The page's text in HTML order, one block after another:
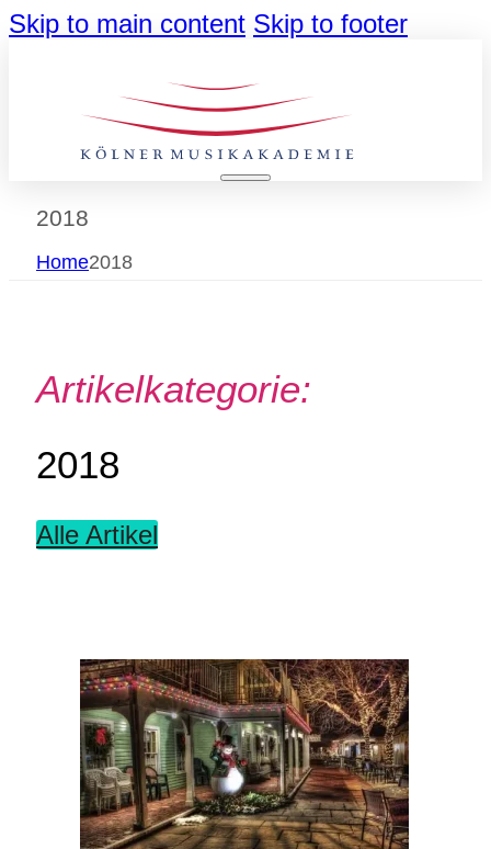
Skip to main content Skip to footer
2018
Home2018
Artikelkategorie:
2018
Alle Artikel